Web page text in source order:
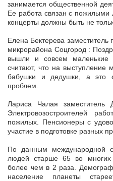
занимается общественной
Ее работа связан с пожилыми
концерты должны быть не
Елена Бектерева заместитель
микрорайона Соцгород :
вышли и совсем маленькие
считают, что на выступление
бабушки и дедушки, а это
проблем.
Лариса Чалая
Электровозостроителей
пожилых. Пенсионеры с
участие в подготовке разных
По данным международной
людей старше 65 во многих
более чем в 2 раза.
население планеты